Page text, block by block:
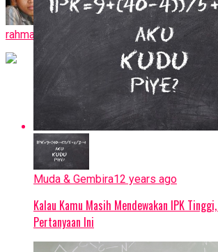
rahmat petuguran
Muda & Gembira12 years ago
Kalau Kamu Masih Mendewakan IPK
Pertanyaan Ini